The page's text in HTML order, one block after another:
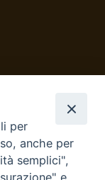
per
anche per
semplici",